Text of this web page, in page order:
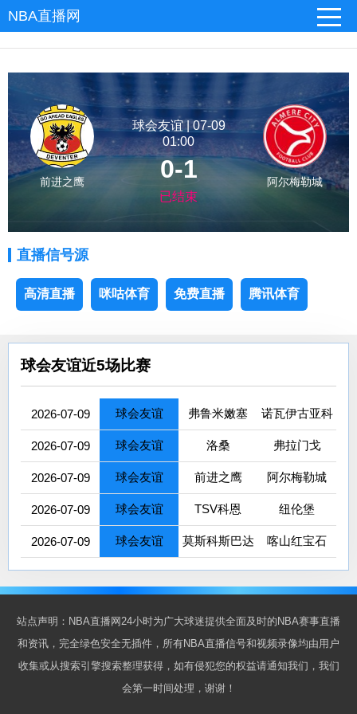
NBA直播网
前进之鹰
球会友谊 | 07-09
01:00
0-1
已结束
阿尔梅勒城
直播信号源
高清直播 咪咕体育 免费直播 腾讯体育
球会友谊近5场比赛
2026-07-09 球会友谊 弗鲁米嫩塞 诺瓦伊古亚科
2026-07-09 球会友谊 洛桑 弗拉门戈
2026-07-09 球会友谊 前进之鹰 阿尔梅勒城
2026-07-09 球会友谊 TSV科恩 纽伦堡
2026-07-09 球会友谊 莫斯科斯巴达 喀山红宝石
站点声明：NBA直播网24小时为广大球迷提供全面及时的NBA赛事直播
和资讯，完全绿色安全无插件，所有NBA直播信号和视频录像均由用户
收集或从搜索引擎搜索整理获得，如有侵犯您的权益请通知我们，我们
会第一时间处理，谢谢！